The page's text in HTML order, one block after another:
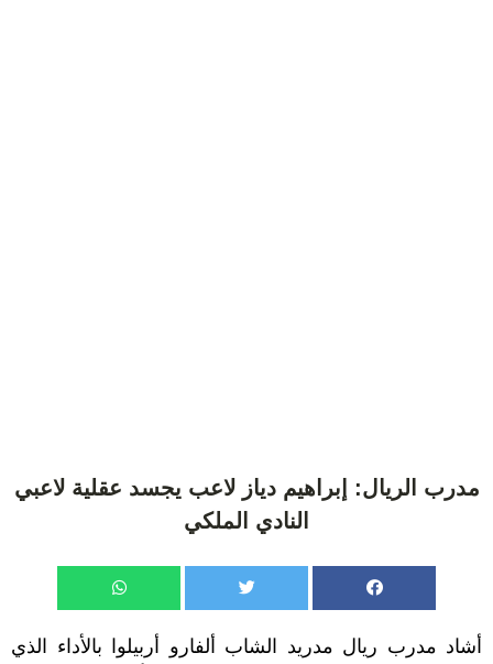
مدرب الريال: إبراهيم دياز لاعب يجسد عقلية لاعبي
النادي الملكي
أشاد مدرب ريال مدريد الشاب ألفارو أربيلوا بالأداء الذي